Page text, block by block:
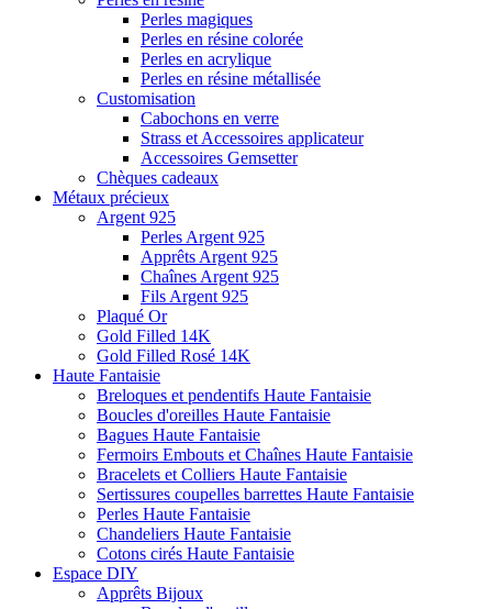
Perles magiques
Perles en résine colorée
Perles en acrylique
Perles en résine métallisée
Customisation
Cabochons en verre
Strass et Accessoires applicateur
Accessoires Gemsetter
Chèques cadeaux
Métaux précieux
Argent 925
Perles Argent 925
Apprêts Argent 925
Chaînes Argent 925
Fils Argent 925
Plaqué Or
Gold Filled 14K
Gold Filled Rosé 14K
Haute Fantaisie
Breloques et pendentifs Haute Fantaisie
Boucles d'oreilles Haute Fantaisie
Bagues Haute Fantaisie
Fermoirs Embouts et Chaînes Haute Fantaisie
Bracelets et Colliers Haute Fantaisie
Sertissures coupelles barrettes Haute Fantaisie
Perles Haute Fantaisie
Chandeliers Haute Fantaisie
Cotons cirés Haute Fantaisie
Espace DIY
Apprêts Bijoux